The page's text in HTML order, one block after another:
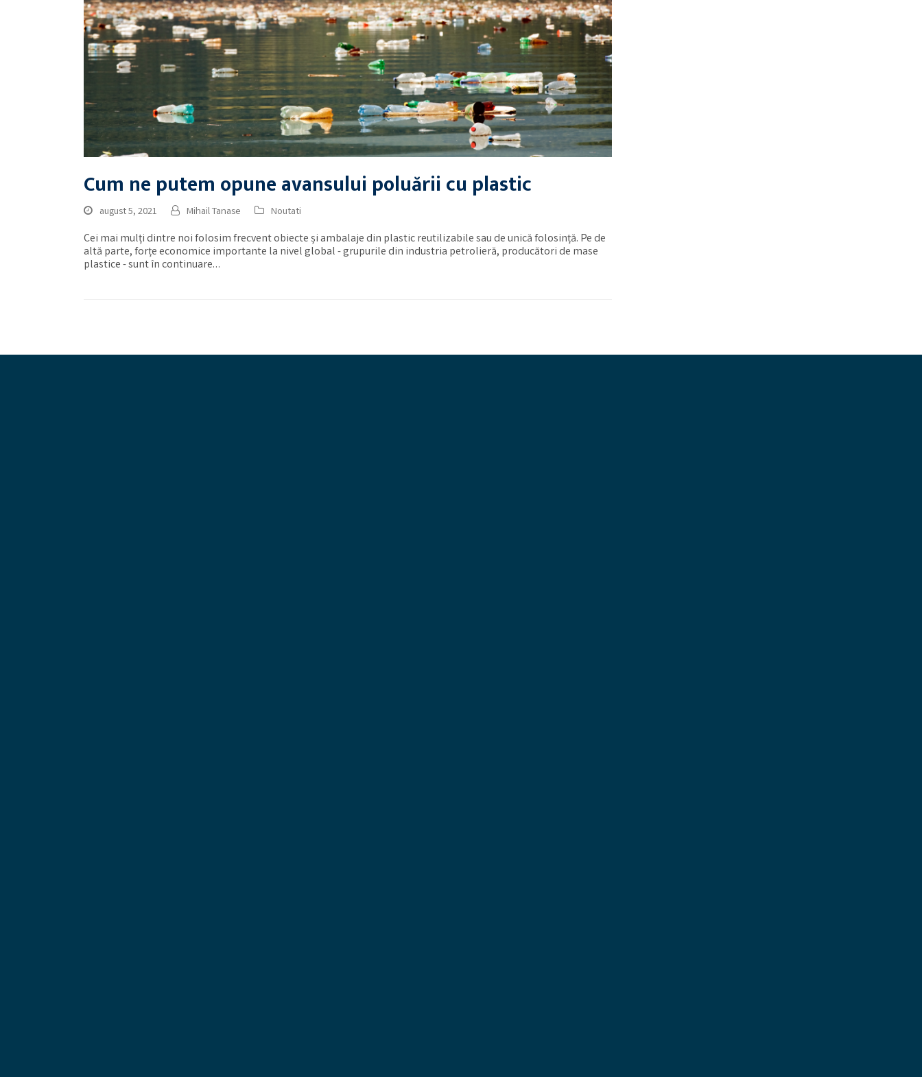
Cum ne putem opune avansului poluării cu plastic
august 5, 2021 Mihail Tanase Noutati
Cei mai mulți dintre noi folosim frecvent obiecte și ambalaje din plastic reutilizabile sau de unică folosință. Pe de
altă parte, forțe economice importante la nivel global - grupurile din industria petrolieră, producători de mase
plastice - sunt în continuare…